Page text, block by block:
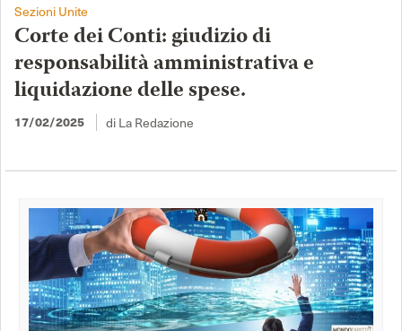
Sezioni Unite
Corte dei Conti: giudizio di
responsabilità amministrativa e
liquidazione delle spese.
17/02/2025 di La Redazione